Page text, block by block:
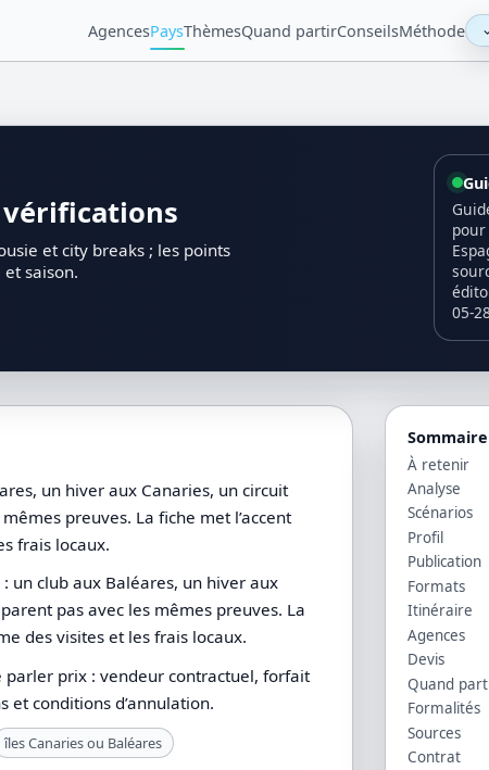
AgencesPaysThèmesQuand partirConseilsMéthode
vérifications
et city breaks ; les points
saison.
05-
un hiver aux Canaries, un circuit
preuves. La fiche met l’accent
frais locaux.
: un club aux Baléares, un hiver aux
pas avec les mêmes preuves. La
des visites et les frais locaux.
parler prix : vendeur contractuel, forfait
et conditions d’annulation.
îles Canaries ou Baléares
Sommaire
À retenir
Analyse
Scénarios
Profil
Publication
Formats
Itinéraire
Agences
Devis
Quand
Formalités
Sources
Contrat